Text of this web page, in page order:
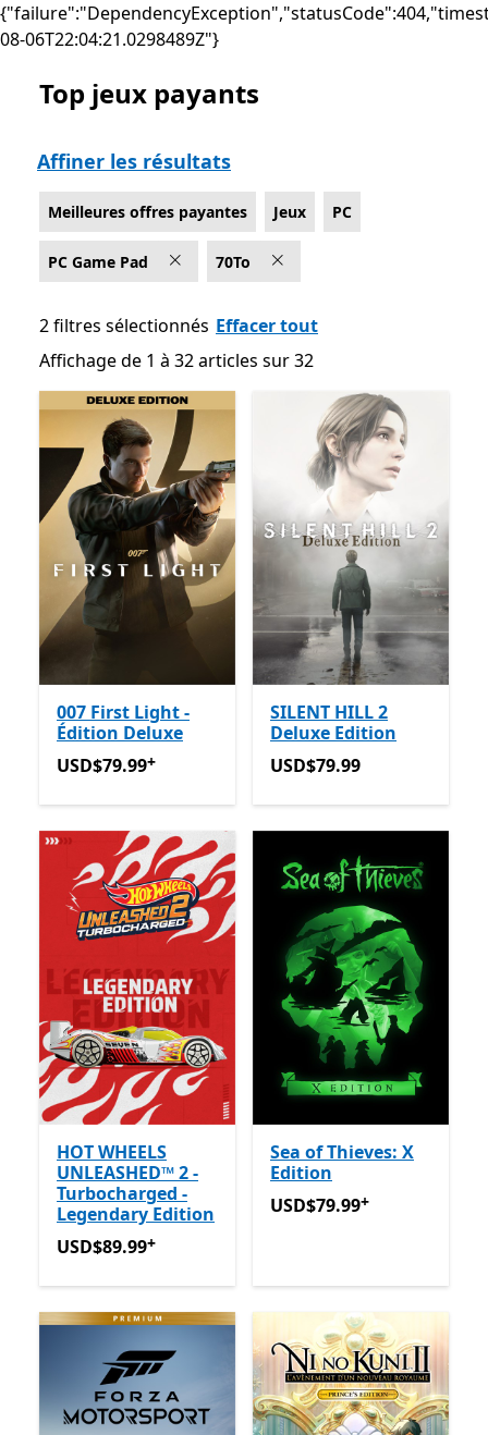
08-06T22:04:21.0298489Z"}
Liste Microsoft.com
Top jeux payants
Affiner les résultats
Meilleures offres payantes Jeux PC
PC Game Pad 70To
2 filtres sélectionnés Effacer tout
Affichage de 1 à 32 articles sur 32
Affichage de 1 à 32 articles sur 32
007 First Light -
Édition Deluxe
USD$79.99Avec des achats dans l’application
USD$79.99+
SILENT HILL 2
Deluxe Edition
USD$79.99
USD$79.99
HOT WHEELS
UNLEASHED™ 2 -
Turbocharged -
Legendary Edition
USD$89.99Avec des achats dans l’application
USD$89.99+
Sea of Thieves: X
Edition
USD$79.99Avec des
USD$79.99+